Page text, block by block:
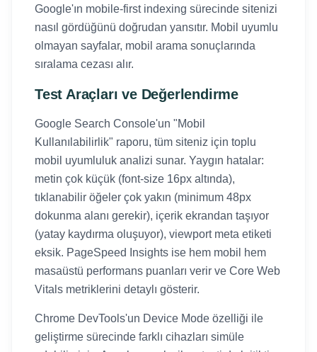
Google'ın mobile-first indexing sürecinde sitenizi
nasıl gördüğünü doğrudan yansıtır. Mobil uyumlu
olmayan sayfalar, mobil arama sonuçlarında
sıralama cezası alır.
Test Araçları ve Değerlendirme
Google Search Console'un "Mobil
Kullanılabilirlik" raporu, tüm siteniz için toplu
mobil uyumluluk analizi sunar. Yaygın hatalar:
metin çok küçük (font-size 16px altında),
tıklanabilir öğeler çok yakın (minimum 48px
dokunma alanı gerekir), içerik ekrandan taşıyor
(yatay kaydırma oluşuyor), viewport meta etiketi
eksik. PageSpeed Insights ise hem mobil hem
masaüstü performans puanları verir ve Core Web
Vitals metriklerini detaylı gösterir.
Chrome DevTools'un Device Mode özelliği ile
geliştirme sürecinde farklı cihazları simüle